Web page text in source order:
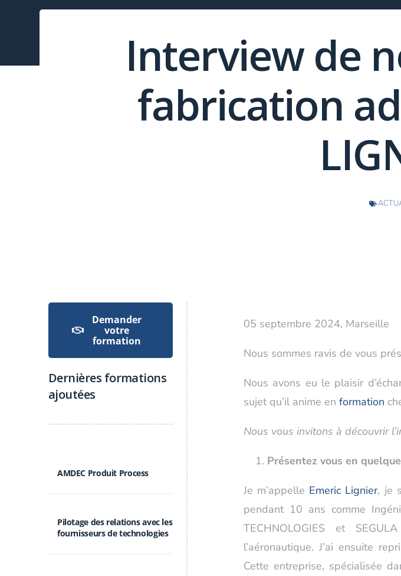
Interview de
fabrication
Demander
votre
formation
Dernières formations
ajoutées
AMDEC Produit Process
Pilotage des relations avec les
fournisseurs de technologies
05 septembre 2024, Marseille
Nous sommes ravis de vous
Nous avons eu le plaisir
sujet qu’il anime en formation
Nous vous invitons à découvrir
Présentez vous en
Je m’appelle Emeric Lignier, je
pendant 10 ans comme
TECHNOLOGIES et
l’aéronautique. J’ai ensuite
Cette entreprise, spécialisée